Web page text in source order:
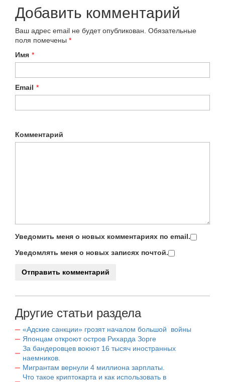
Добавить комментарий
Ваш адрес email не будет опубликован. Обязательные
поля помечены *
Имя *
Email *
Комментарий
Уведомить меня о новых комментариях по email.
Уведомлять меня о новых записях почтой.
Другие статьи раздела
«Адские санкции» грозят началом большой войны
Японцам откроют остров Рихарда Зорге
За бандеровцев воюют 16 тысяч иностранных
наемников.
Мигрантам вернули 4 миллиона зарплаты.
Что такое криптокарта и как использовать в